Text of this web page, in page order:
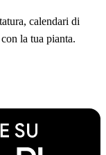
calendari di
la tua pianta.